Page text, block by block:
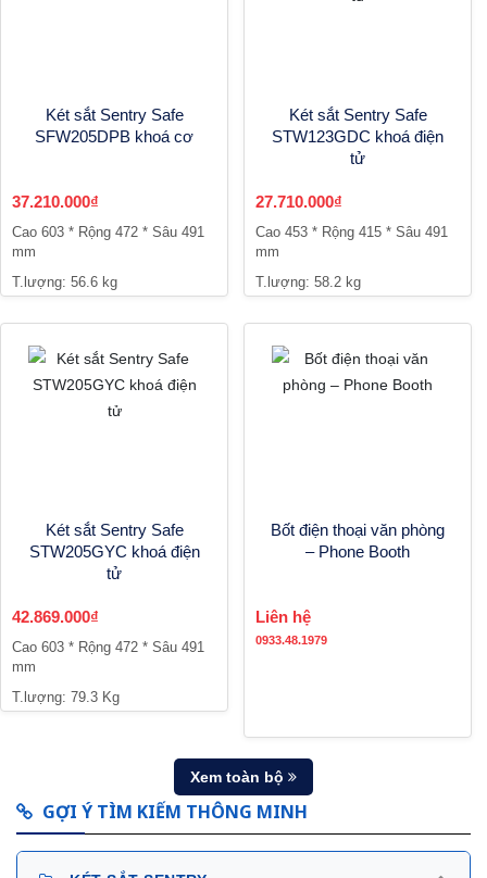
Két sắt Sentry Safe
SFW205DPB khoá cơ
37.210.000₫
Cao 603 * Rộng 472 * Sâu 491
mm
T.lượng: 56.6 kg
Két sắt Sentry Safe
STW123GDC khoá điện
tử
27.710.000₫
Cao 453 * Rộng 415 * Sâu 491
mm
T.lượng: 58.2 kg
Két sắt Sentry Safe
STW205GYC khoá điện
tử
42.869.000₫
Cao 603 * Rộng 472 * Sâu 491
mm
T.lượng: 79.3 Kg
Bốt điện thoại văn phòng
– Phone Booth
Liên hệ
0933.48.1979
Xem toàn bộ
GỢI Ý TÌM KIẾM THÔNG MINH